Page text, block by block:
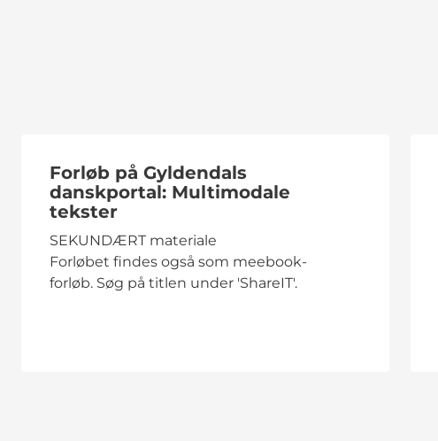
Forløb på Gyldendals
danskportal: Multimodale
tekster
SEKUNDÆRT materiale
Forløbet findes også som meebook-
forløb. Søg på titlen under 'ShareIT'.